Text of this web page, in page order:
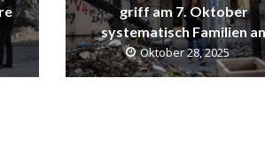
griff am 7. Oktober
systematisch Familien
Oktober 28, 2025